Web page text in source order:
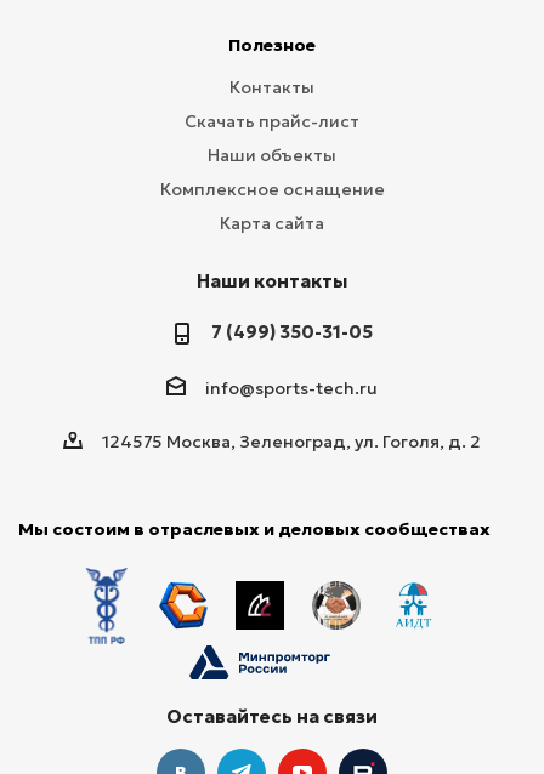
Полезное
Контакты
Скачать прайс-лист
Наши объекты
Комплексное оснащение
Карта сайта
Наши контакты
7 (499) 350-31-05
info@sports-tech.ru
124575 Москва, Зеленоград, ул. Гоголя, д. 2
Мы состоим в отраслевых и деловых сообществах
Оставайтесь на связи